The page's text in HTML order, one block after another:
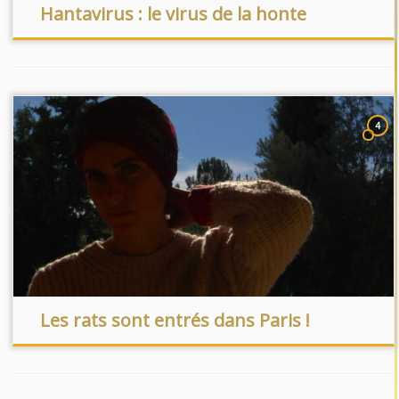
Hantavirus : le virus de la honte
4
Les rats sont entrés dans Paris !